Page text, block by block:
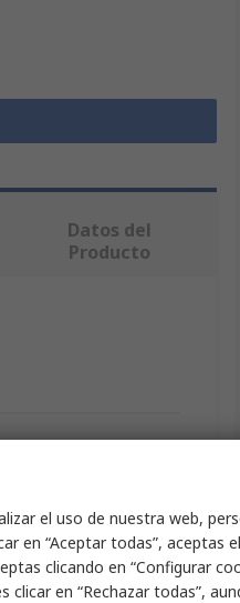
Datos del
Producto
montaje en
polibutileno
el uso de nuestra web,
en “Aceptar todas”, aceptas
clicando en “Configurar
en “Rechazar todas”,